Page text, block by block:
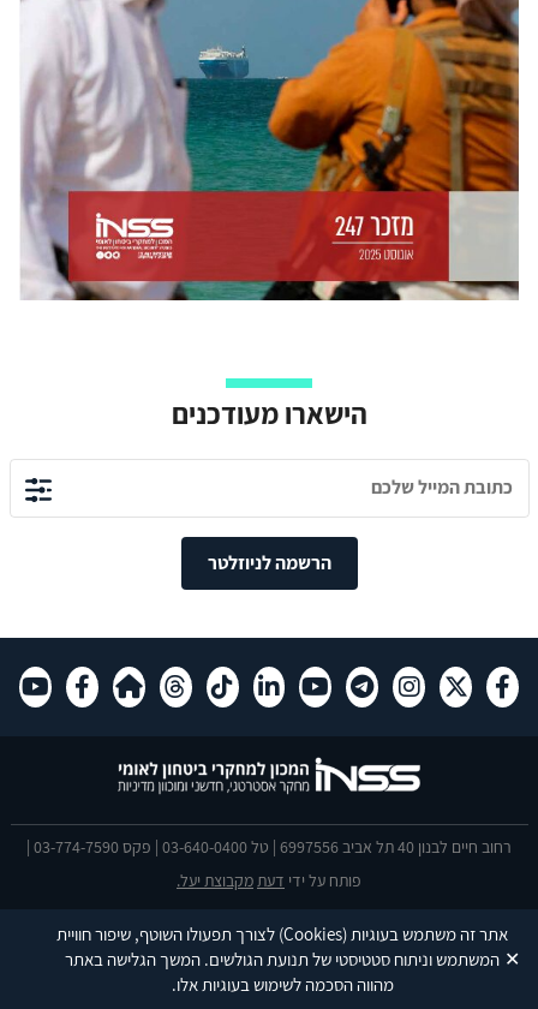
אתר זה משתמש בעוגיות(Cookies) לצורך תפעולו השוטף, שיפור חוויית
המשתמש וניתוח סטטיסטי של תנועת הגולשים. המשך הגלישה באתר
מהווה הסכמה לשימוש בעוגיות אלו.
✕
הישארו מעודכנים
הרשמה לניוזלטר
רחוב חיים לבנון 40 תל אביב 6997556 | טל 03-640-0400 | פקס 03-774-7590 |
פותח על ידי דעתמקבוצת יעל.
This site is protected by reCAPTCHA and the Google Privacy Policyand
Terms of Service apply.